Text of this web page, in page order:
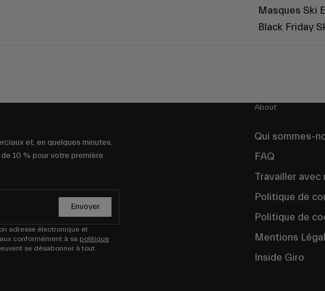
Masques Ski
Black Friday
et, en quelques minutes,
10 % pour votre première
Envoyer
adresse électronique et
conformément à sa politique
se désabonner à tout
About
Qui sommes-
FAQ
Travailler avec
Politique de
Politique de
Mentions
Inside Giro